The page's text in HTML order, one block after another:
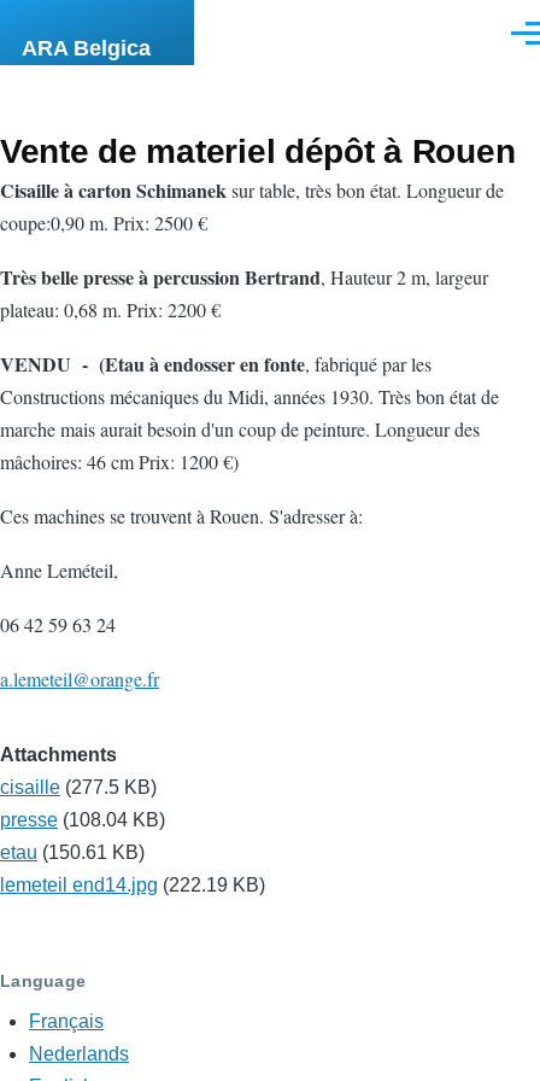
ARA Belgica
Vente de materiel dépôt à Rouen
Cisaille à carton Schimaneksur table, très bon état. Longueur de
coupe:0,90 m. Prix: 2500 €
Très belle presse à percussion Bertrand, Hauteur 2 m, largeur
plateau: 0,68 m. Prix: 2200 €
VENDU - (Etau à endosser en fonte, fabriqué par les
Constructions mécaniques du Midi, années 1930. Très bon état de
marche mais aurait besoin d'un coup de peinture. Longueur des
mâchoires: 46 cm Prix: 1200 €)
Ces machines se trouvent à Rouen. S'adresser à:
Anne Leméteil,
06 42 59 63 24
a.lemeteil@orange.fr
Attachments
cisaille (277.5 KB)
presse (108.04 KB)
etau (150.61 KB)
lemeteil end14.jpg (222.19 KB)
Language
Français
Nederlands